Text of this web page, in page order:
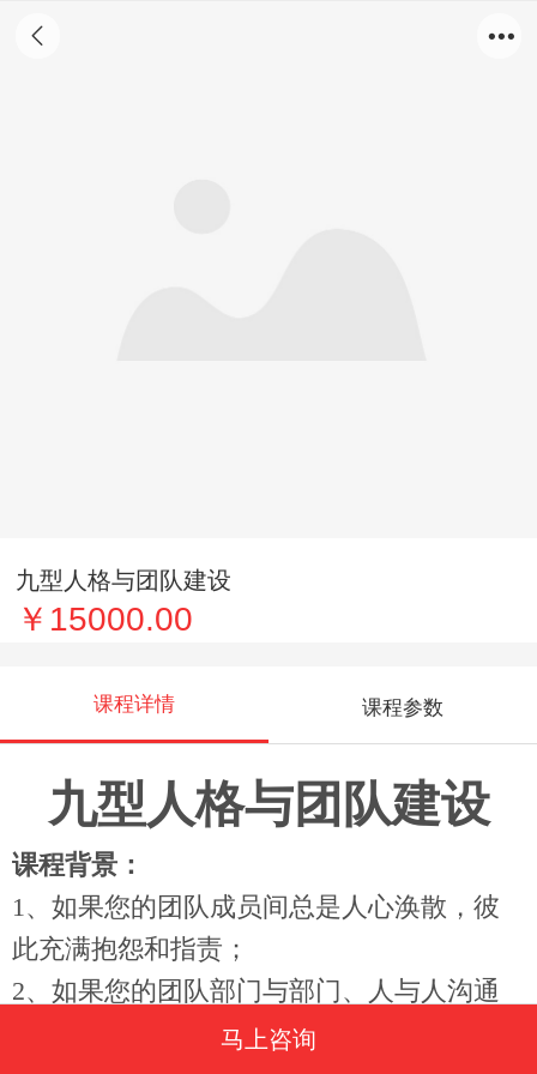
九型人格与团队建设
￥15000.00
课程详情 课程参数
九型人格与团队建设
课程背景：
1、如果您的团队成员间总是人心涣散，彼
此充满抱怨和指责；
2、如果您的团队部门与部门、人与人沟通
不畅通甚至沟通产生障碍；
马上咨询